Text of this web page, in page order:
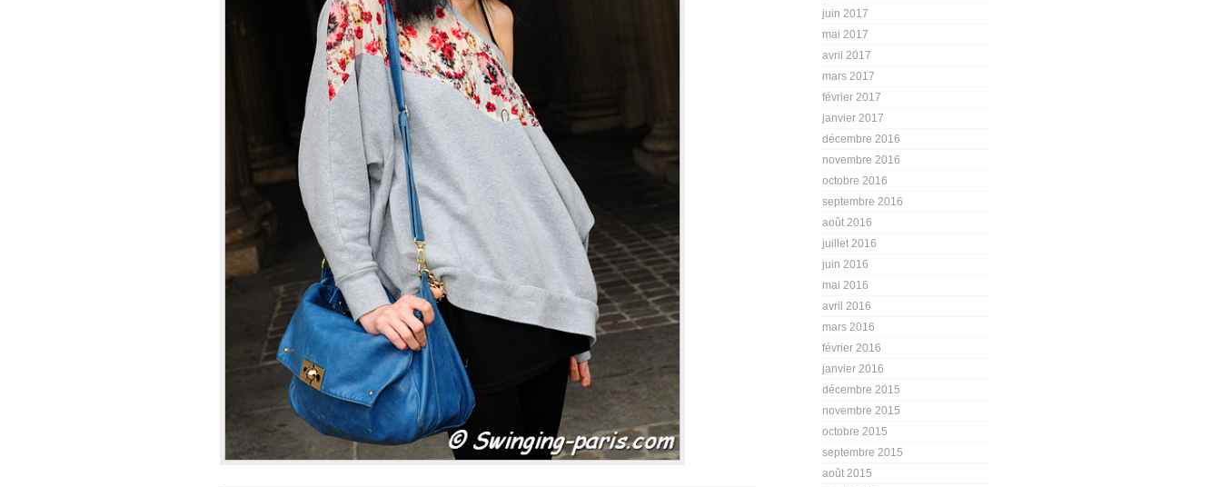
juin 2017
mai 2017
avril 2017
mars 2017
février 2017
janvier 2017
décembre 2016
novembre 2016
octobre 2016
septembre 2016
août 2016
juillet 2016
juin 2016
mai 2016
avril 2016
mars 2016
février 2016
janvier 2016
décembre 2015
novembre 2015
octobre 2015
septembre 2015
août 2015